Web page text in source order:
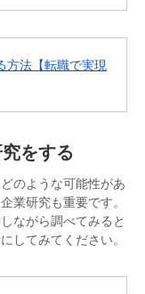
方法【転職で実現
をする
のような可能性があ
業研究も重要です。
ながら調べてみると
してみてください。